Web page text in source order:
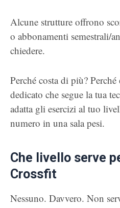
Alcune strutture offrono
o abbonamenti semestrali/
chiedere.
Perché costa di più?
dedicato che segue la tua
adatta gli esercizi al tuo
numero in una sala pesi.
Che livello serve
Crossfit
Nessuno. Davvero. Non